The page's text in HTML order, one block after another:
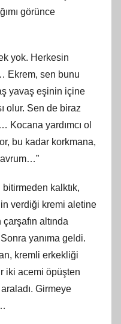
görünce
yok. Herkesin
Ekrem, sen bunu
yavaş eşinin içine
olur. Sen de biraz
yardımcı ol
bu kadar korkmana,
kalktık,
verdiği kremi aletine
altında
yanıma geldi.
kremli erkekliği
iki acemi öpüşten
Girmeye